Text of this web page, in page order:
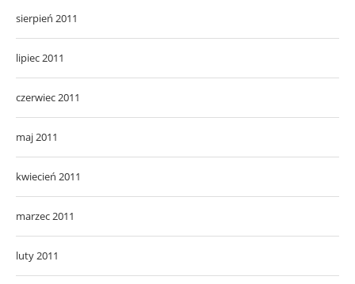
sierpień 2011
lipiec 2011
czerwiec 2011
maj 2011
kwiecień 2011
marzec 2011
luty 2011